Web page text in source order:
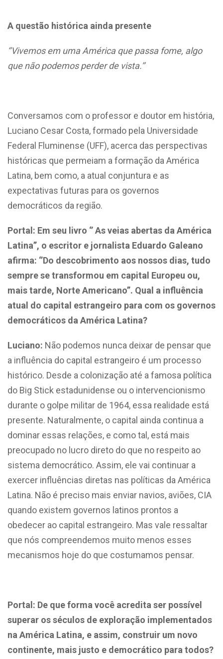
A questão histórica ainda presente
‘’Vivemos em uma América que passa fome, algo
que não podemos perder de vista.’’
Conversamos com o professor e doutor em história,
Luciano Cesar Costa, formado pela Universidade
Federal Fluminense (UFF), acerca das perspectivas
históricas que permeiam a formação da América
Latina, bem como, a atual conjuntura e as
expectativas futuras para os governos
democráticos da região.
Portal: Em seu livro ‘’ As veias abertas da América
Latina’’, o escritor e jornalista Eduardo Galeano
afirma: ‘’Do descobrimento aos nossos dias, tudo
sempre se transformou em capital Europeu ou,
mais tarde, Norte Americano’’. Qual a influência
atual do capital estrangeiro para com os governos
democráticos da América Latina?
Luciano: Não podemos nunca deixar de pensar que
a influência do capital estrangeiro é um processo
histórico. Desde a colonização até a famosa política
do Big Stick estadunidense ou o intervencionismo
durante o golpe militar de 1964, essa realidade está
presente. Naturalmente, o capital ainda continua a
dominar essas relações, e como tal, está mais
preocupado no lucro direto do que no respeito ao
sistema democrático. Assim, ele vai continuar a
exercer influências diretas nas políticas da América
Latina. Não é preciso mais enviar navios, aviões, CIA
quando existem governos latinos prontos a
obedecer ao capital estrangeiro. Mas vale ressaltar
que nós compreendemos muito menos esses
mecanismos hoje do que costumamos pensar.
Portal: De que forma você acredita ser possível
superar os séculos de exploração implementados
na América Latina, e assim, construir um novo
continente, mais justo e democrático para todos?